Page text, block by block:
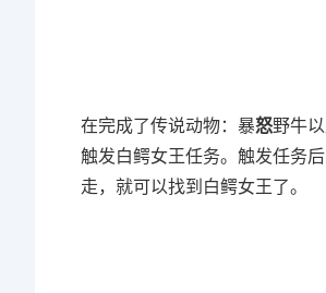
在完成了传说动物：暴怒野牛
触发白鳄女王任务。触发任务
走，就可以找到白鳄女王了。